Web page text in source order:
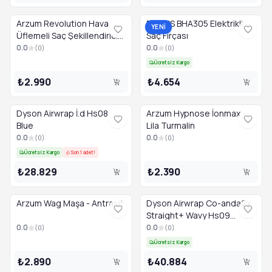
Arzum Revolution Hava
Üflemeli Saç Şekillendiricisi
- Platin Gri
0.0 (0)
₺2.990
YENİ
PHILIPS BHA305 Elektrikli
Saç Fırçası
0.0 (0)
Ücretsiz Kargo
₺4.654
Dyson Airwrap İ.d Hs08
Blue
0.0 (0)
Ücretsiz Kargo Son 1 adet!
₺28.829
Arzum Hypnose İonmax -
Lila Turmalin
0.0 (0)
₺2.390
Arzum Wag Maşa - Antrasit
0.0 (0)
₺2.890
Dyson Airwrap Co-anda2x
Straight+ Wavy Hs09
Jasper Plum
0.0 (0)
Ücretsiz Kargo
₺40.884